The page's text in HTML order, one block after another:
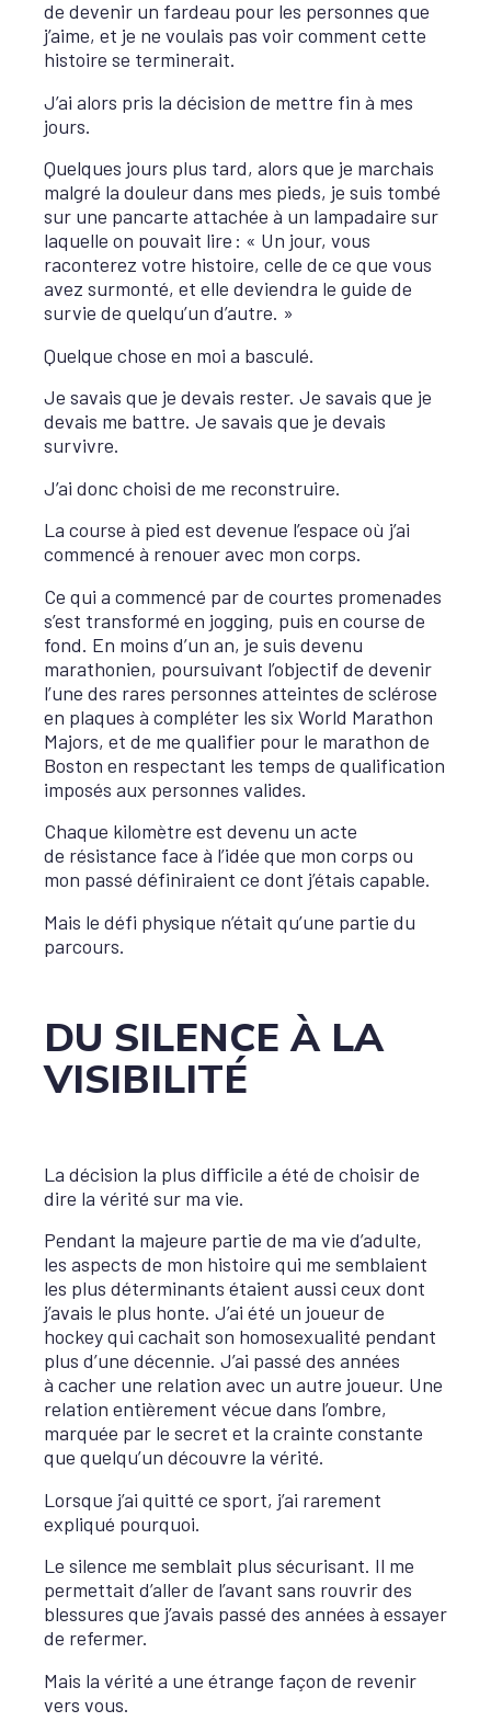
de devenir un fardeau pour les personnes que
j’aime, et je ne voulais pas voir comment cette
histoire se terminerait.
J’ai alors pris la décision de mettre fin à mes
jours.
Quelques jours plus tard, alors que je marchais
malgré la douleur dans mes pieds, je suis tombé
sur une pancarte attachée à un lampadaire sur
laquelle on pouvait lire : « Un jour, vous
raconterez votre histoire, celle de ce que vous
avez surmonté, et elle deviendra le guide de
survie de quelqu’un d’autre. »
Quelque chose en moi a basculé.
Je savais que je devais rester. Je savais que je
devais me battre. Je savais que je devais
survivre.
J’ai donc choisi de me reconstruire.
La course à pied est devenue l’espace où j’ai
commencé à renouer avec mon corps.
Ce qui a commencé par de courtes promenades
s’est transformé en jogging, puis en course de
fond. En moins d’un an, je suis devenu
marathonien, poursuivant l’objectif de devenir
l’une des rares personnes atteintes de sclérose
en plaques à compléter les six World Marathon
Majors, et de me qualifier pour le marathon de
Boston en respectant les temps de qualification
imposés aux personnes valides.
Chaque kilomètre est devenu un acte
de résistance face à l’idée que mon corps ou
mon passé définiraient ce dont j’étais capable.
Mais le défi physique n’était qu’une partie du
parcours.
DU SILENCE À LA
VISIBILITÉ
La décision la plus difficile a été de choisir de
dire la vérité sur ma vie.
Pendant la majeure partie de ma vie d’adulte,
les aspects de mon histoire qui me semblaient
les plus déterminants étaient aussi ceux dont
j’avais le plus honte. J’ai été un joueur de
hockey qui cachait son homosexualité pendant
plus d’une décennie. J’ai passé des années
à cacher une relation avec un autre joueur. Une
relation entièrement vécue dans l’ombre,
marquée par le secret et la crainte constante
que quelqu’un découvre la vérité.
Lorsque j’ai quitté ce sport, j’ai rarement
expliqué pourquoi.
Le silence me semblait plus sécurisant. Il me
permettait d’aller de l’avant sans rouvrir des
blessures que j’avais passé des années à essayer
de refermer.
Mais la vérité a une étrange façon de revenir
vers vous.